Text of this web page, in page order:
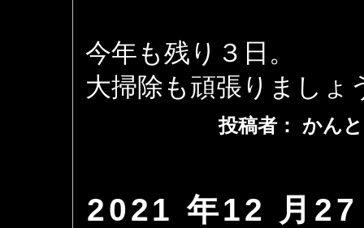
今年も残り３日。
大掃除も頑張りましょ
投稿者： かん
2021 年12 月